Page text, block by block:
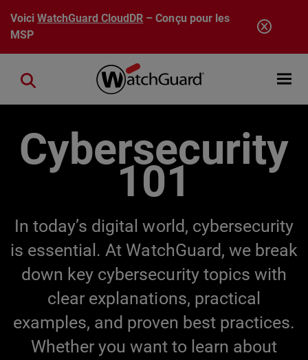
Aller au contenu principal
VoiciWatchGuard CloudDR – Conçu pour les
MSP
Open
Close search
Cybersecurity
101
In today’s digital world, cybersecurity
is essential. At WatchGuard, we break
down key cybersecurity topics with
clear explanations, practical
examples, and proven best practices.
Whether you want to learn about